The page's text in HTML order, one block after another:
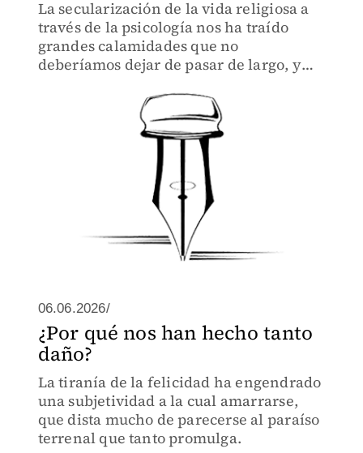
La secularización de la vida religiosa a
través de la psicología nos ha traído
grandes calamidades que no
deberíamos dejar de pasar de largo, y
06.06.2026/
¿Por qué nos han hecho tanto
daño?
La tiranía de la felicidad ha engendrado
una subjetividad a la cual amarrarse,
que dista mucho de parecerse al paraíso
terrenal que tanto promulga.